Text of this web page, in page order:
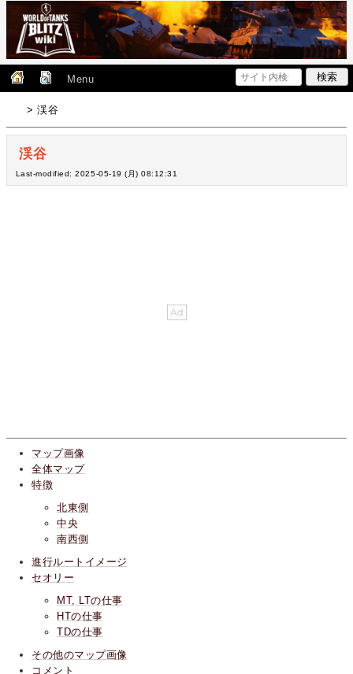
Menu
> 渓谷
渓谷
Last-modified: 2025-05-19 (月) 08:12:31
マップ画像
全体マップ
特徴
北東側
中央
南西側
進行ルートイメージ
セオリー
MT, LTの仕事
HTの仕事
TDの仕事
その他のマップ画像
コメント